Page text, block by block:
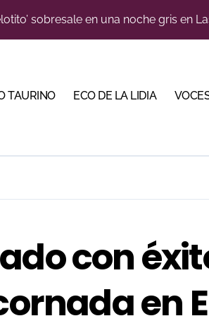
cuadro de honor de las Colombinas
con descuentos y una
para Morante y Manzanares en
su temporada de figura y el palco
TAURINO ECO DE LA LIDIA
con
en